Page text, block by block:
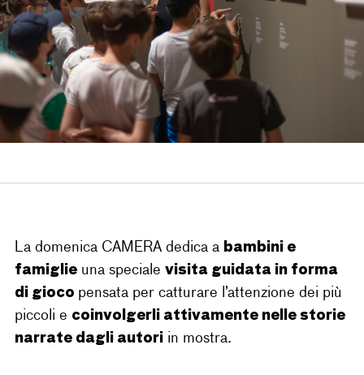
La domenica CAMERA dedica a bambini e
famiglieuna speciale visita guidata in forma
di gioco pensata per catturare l’attenzione dei più
piccoli e coinvolgerli attivamente nelle storie
narrate dagli autoriin mostra.